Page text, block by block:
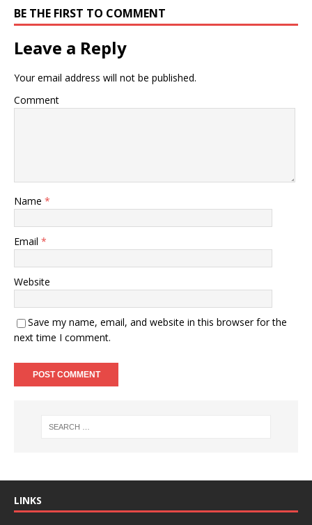
BE THE FIRST TO COMMENT
Leave a Reply
Your email address will not be published.
Comment
Name *
Email *
Website
Save my name, email, and website in this browser for the
next time I comment.
LINKS